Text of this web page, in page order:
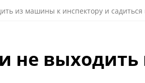
из машины к инспектору и
не выходить